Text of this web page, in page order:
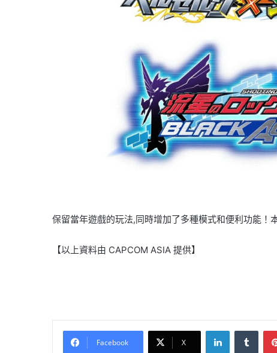
保留當年遊戲的玩法,同時增加了多種模式和便利功能！
【以上資料由 CAPCOM ASIA 提供】
Facebook X
LinkedIn